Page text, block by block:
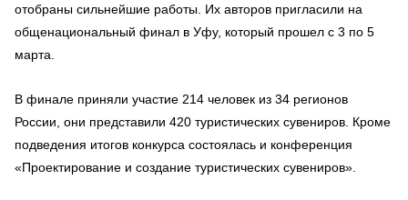
отобраны сильнейшие работы. Их авторов пригласили на
общенациональный финал в Уфу, который прошел с 3 по 5
марта.
В финале приняли участие 214 человек из 34 регионов
России, они представили 420 туристических сувениров. Кроме
подведения итогов конкурса состоялась и конференция
«Проектирование и создание туристических сувениров».